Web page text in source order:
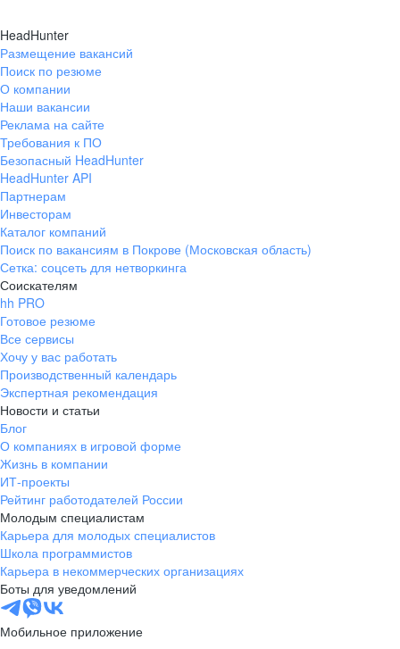
HeadHunter
Размещение вакансий
Поиск по резюме
О компании
Наши вакансии
Реклама на сайте
Требования к ПО
Безопасный HeadHunter
HeadHunter API
Партнерам
Инвесторам
Каталог компаний
Поиск по вакансиям в Покрове (Московская область)
Сетка: соцсеть для нетворкинга
Соискателям
hh PRO
Готовое резюме
Все сервисы
Хочу у вас работать
Производственный календарь
Экспертная рекомендация
Новости и статьи
Блог
О компаниях в игровой форме
Жизнь в компании
ИТ-проекты
Рейтинг работодателей России
Молодым специалистам
Карьера для молодых специалистов
Школа программистов
Карьера в некоммерческих организациях
Боты для уведомлений
Мобильное приложение